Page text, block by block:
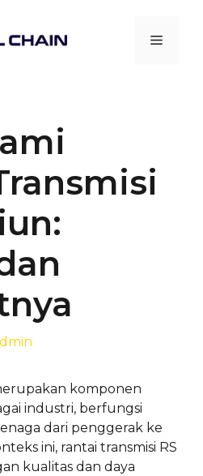
Menu
komponen
industri, berfungsi
dari penggerak ke
ini, rantai transmisi RS
kualitas dan daya